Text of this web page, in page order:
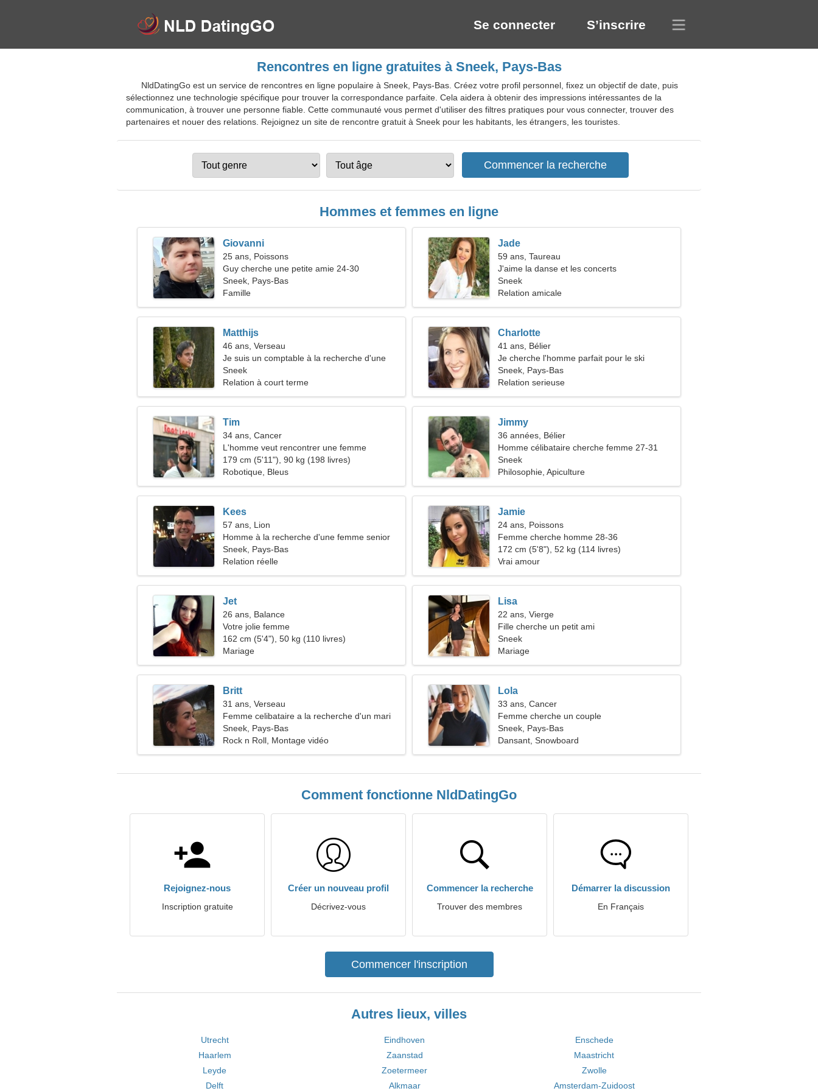
Se connecter S’inscrire
Rencontres en ligne gratuites à Sneek, Pays-Bas
NldDatingGo est un service de rencontres en ligne populaire à Sneek, Pays-Bas. Créez votre profil personnel, fixez un objectif de date, puis
sélectionnez une technologie spécifique pour trouver la correspondance parfaite. Cela aidera à obtenir des impressions intéressantes de la
communication, à trouver une personne fiable. Cette communauté vous permet d'utiliser des filtres pratiques pour vous connecter, trouver des
partenaires et nouer des relations. Rejoignez un site de rencontre gratuit à Sneek pour les habitants, les étrangers, les touristes.
Hommes et femmes en ligne
Giovanni
25 ans, Poissons
Guy cherche une petite amie 24-30
Sneek, Pays-Bas
Famille
Jade
59 ans, Taureau
J'aime la danse et les concerts
Sneek
Relation amicale
Matthijs
46 ans, Verseau
Je suis un comptable à la recherche d'une
femme spectaculaire
Sneek
Relation à court terme
Charlotte
41 ans, Bélier
Je cherche l'homme parfait pour le ski
Sneek, Pays-Bas
Relation serieuse
Tim
34 ans, Cancer
L'homme veut rencontrer une femme
179 cm (5'11"), 90 kg (198 livres)
Robotique, Bleus
Jimmy
36 années, Bélier
Homme célibataire cherche femme 27-31
Sneek
Philosophie, Apiculture
Kees
57 ans, Lion
Homme à la recherche d'une femme senior
Sneek, Pays-Bas
Relation réelle
Jamie
24 ans, Poissons
Femme cherche homme 28-36
172 cm (5'8"), 52 kg (114 livres)
Vrai amour
Jet
26 ans, Balance
Votre jolie femme
162 cm (5'4"), 50 kg (110 livres)
Mariage
Lisa
22 ans, Vierge
Fille cherche un petit ami
Sneek
Mariage
Britt
31 ans, Verseau
Femme celibataire a la recherche d'un mari
34-38
Sneek, Pays-Bas
Rock n Roll, Montage vidéo
Lola
33 ans, Cancer
Femme cherche un couple
Sneek, Pays-Bas
Dansant, Snowboard
Comment fonctionne NldDatingGo
Rejoignez-nous
Inscription gratuite
Créer un nouveau profil
Décrivez-vous
Commencer la recherche
Trouver des membres
Démarrer la discussion
En Français
Commencer l'inscription
Autres lieux, villes
Utrecht Eindhoven
Enschede
Haarlem
Zaanstad
Maastricht
Leyde
Zoetermeer
Zwolle
Delft
Alkmaar Amsterdam-Zuidoost